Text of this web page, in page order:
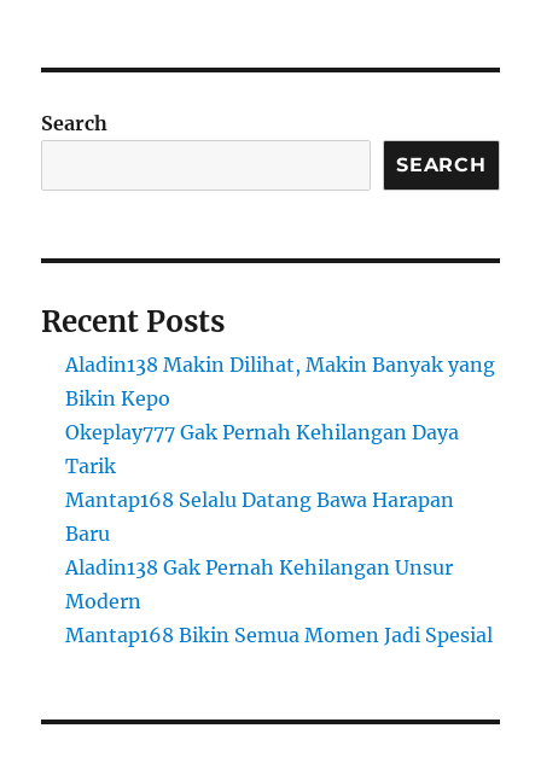
Search
SEARCH
Recent Posts
Aladin138 Makin Dilihat, Makin Banyak yang
Bikin Kepo
Okeplay777 Gak Pernah Kehilangan Daya
Tarik
Mantap168 Selalu Datang Bawa Harapan
Baru
Aladin138 Gak Pernah Kehilangan Unsur
Modern
Mantap168 Bikin Semua Momen Jadi Spesial